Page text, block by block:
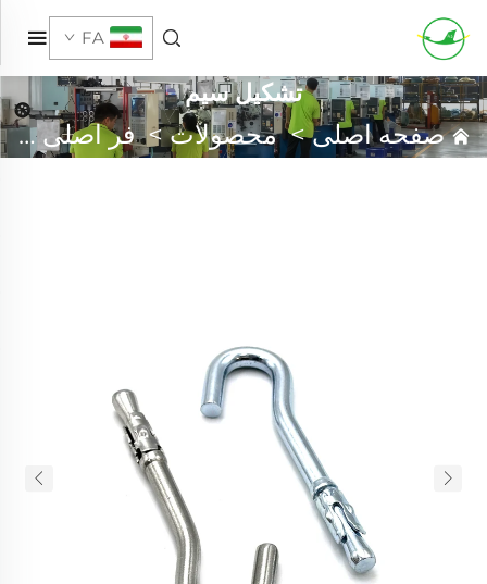
FA
تشکیل سیم
صفحه اصلی>محصولات>فر اصلی سفارشی